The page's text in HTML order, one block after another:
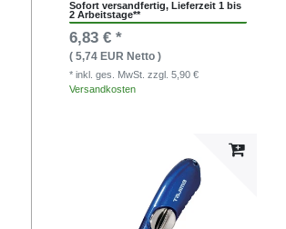
Sofort versandfertig, Lieferzeit 1 bis
2 Arbeitstage**
6,83 € *
( 5,74 EUR Netto )
* inkl. ges. MwSt.zzgl. 5,90 €
Versandkosten